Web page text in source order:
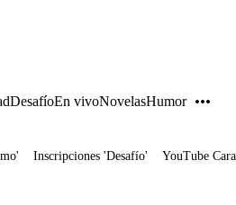
DesafíoEn vivoNovelasHumor
Inscripciones 'Desafío' YouTube